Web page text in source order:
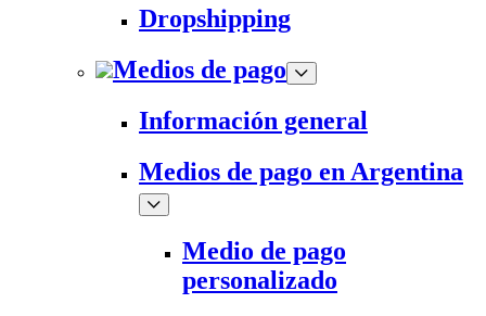
Dropshipping
Medios de pago
Información general
Medios de pago en Argentina
Medio de pago
personalizado